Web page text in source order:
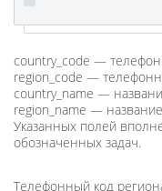
country_code —
region_code —
country_name —
region_name —
Указанных полей
обозначенных задач.
Телефонный код